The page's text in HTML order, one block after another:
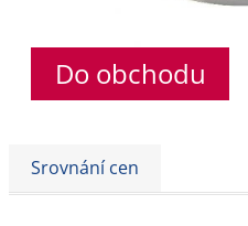
Do obchodu
Srovnání cen